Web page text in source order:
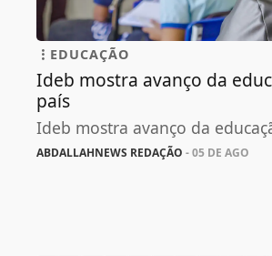
EDUCAÇÃO
Ideb mostra avanço da
país
Ideb mostra avanço da
ABDALLAHNEWS REDAÇÃO - 05 DE AGO